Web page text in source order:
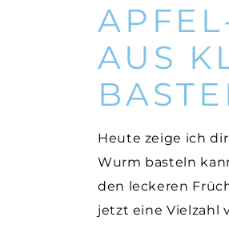
AUS
Heute zeige ich
Wurm basteln
den leckeren
jetzt eine Vielzahl